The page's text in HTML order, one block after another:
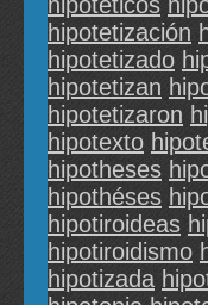
hipotetización
hipotetizado
hipotetizan
hipotetizaron
hipotexto
hipotheses
hipothéses
hipotiroideas
hipotiroidismo
hipotizada